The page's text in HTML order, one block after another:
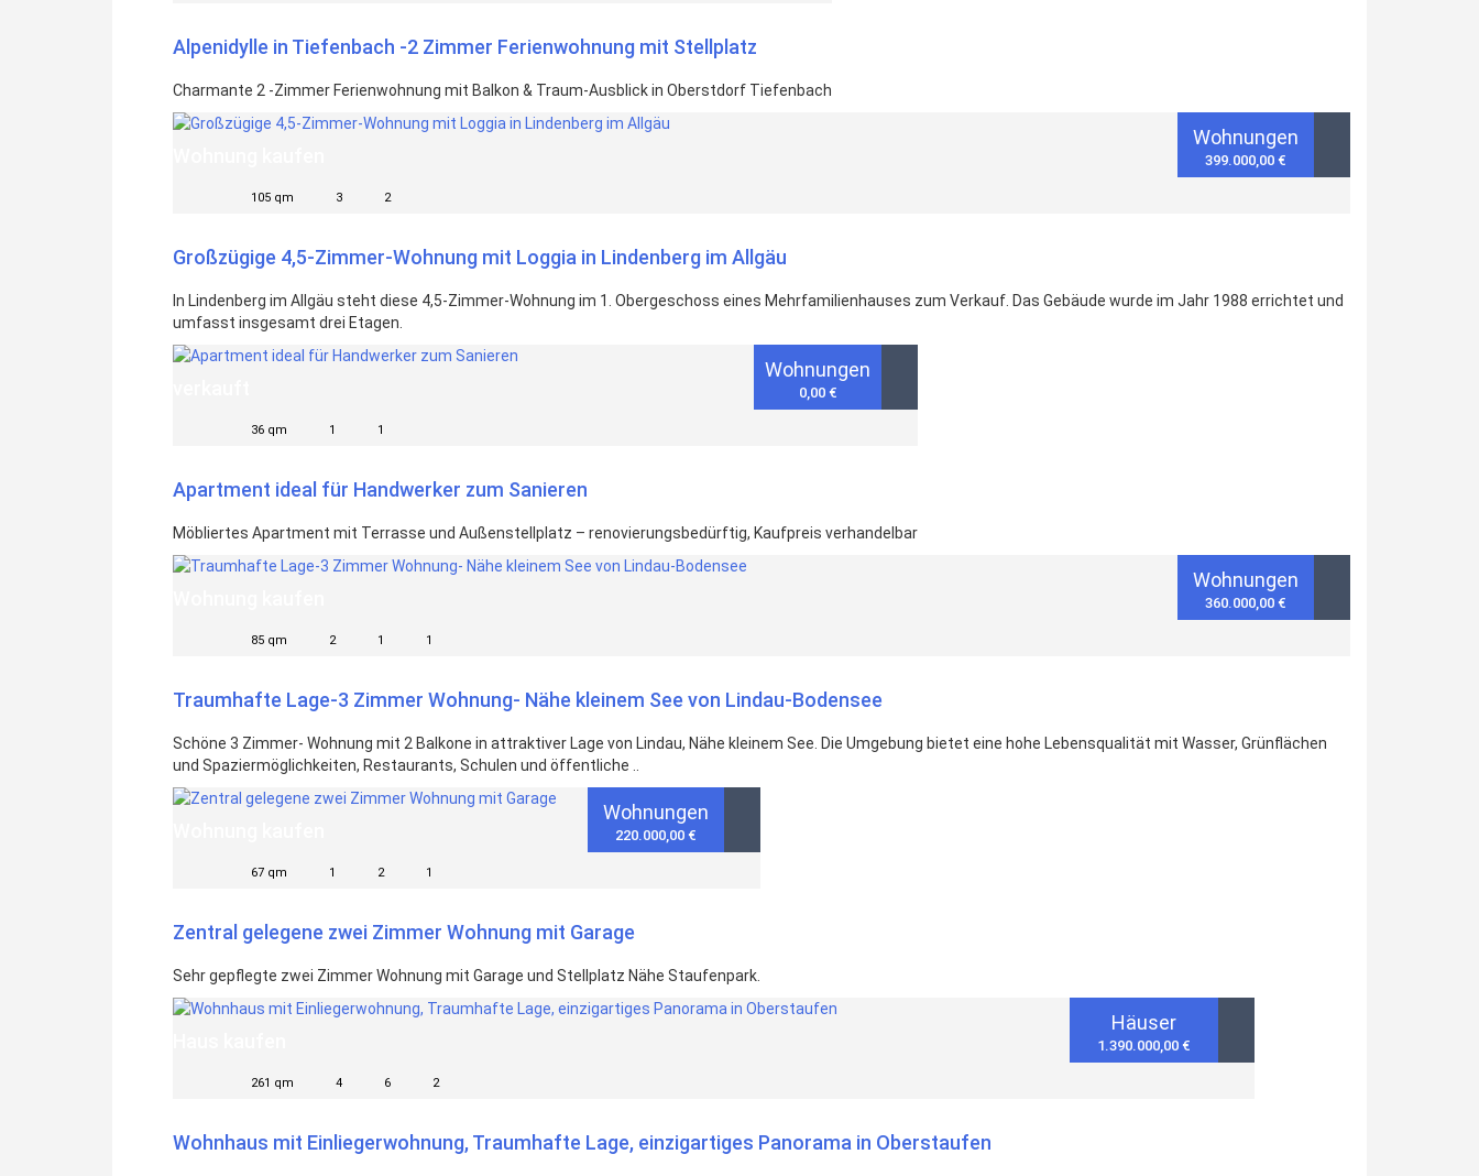
Alpenidylle in Tiefenbach -2 Zimmer Ferienwohnung mit Stellplatz
Charmante 2 -Zimmer Ferienwohnung mit Balkon & Traum-Ausblick in Oberstdorf Tiefenbach
Wohnungen
399.000,00 €
105 qm 3 2
Großzügige 4,5-Zimmer-Wohnung mit Loggia in Lindenberg im Allgäu
In Lindenberg im Allgäu steht diese 4,5-Zimmer-Wohnung im 1. Obergeschoss eines Mehrfamilienhauses zum Verkauf. Das Gebäude wurde im Jahr 1988 errichtet und
umfasst insgesamt drei Etagen.
Wohnungen
0,00 €
36 qm 1 1
Apartment ideal für Handwerker zum Sanieren
Möbliertes Apartment mit Terrasse und Außenstellplatz – renovierungsbedürftig, Kaufpreis verhandelbar
Wohnungen
360.000,00 €
85 qm 2 1 1
Traumhafte Lage-3 Zimmer Wohnung- Nähe kleinem See von Lindau-Bodensee
Schöne 3 Zimmer- Wohnung mit 2 Balkone in attraktiver Lage von Lindau, Nähe kleinem See. Die Umgebung bietet eine hohe Lebensqualität mit Wasser, Grünflächen
und Spaziermöglichkeiten, Restaurants, Schulen und öffentliche ..
Wohnungen
220.000,00 €
67 qm 1 2 1
Zentral gelegene zwei Zimmer Wohnung mit Garage
Sehr gepflegte zwei Zimmer Wohnung mit Garage und Stellplatz Nähe Staufenpark.
Häuser
1.390.000,00 €
261 qm 4 6 2
Wohnhaus mit Einliegerwohnung, Traumhafte Lage, einzigartiges Panorama in Oberstaufen